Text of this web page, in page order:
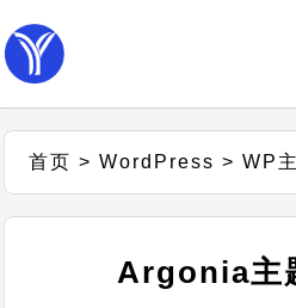
首页 >WordPress >WP
Argonia主